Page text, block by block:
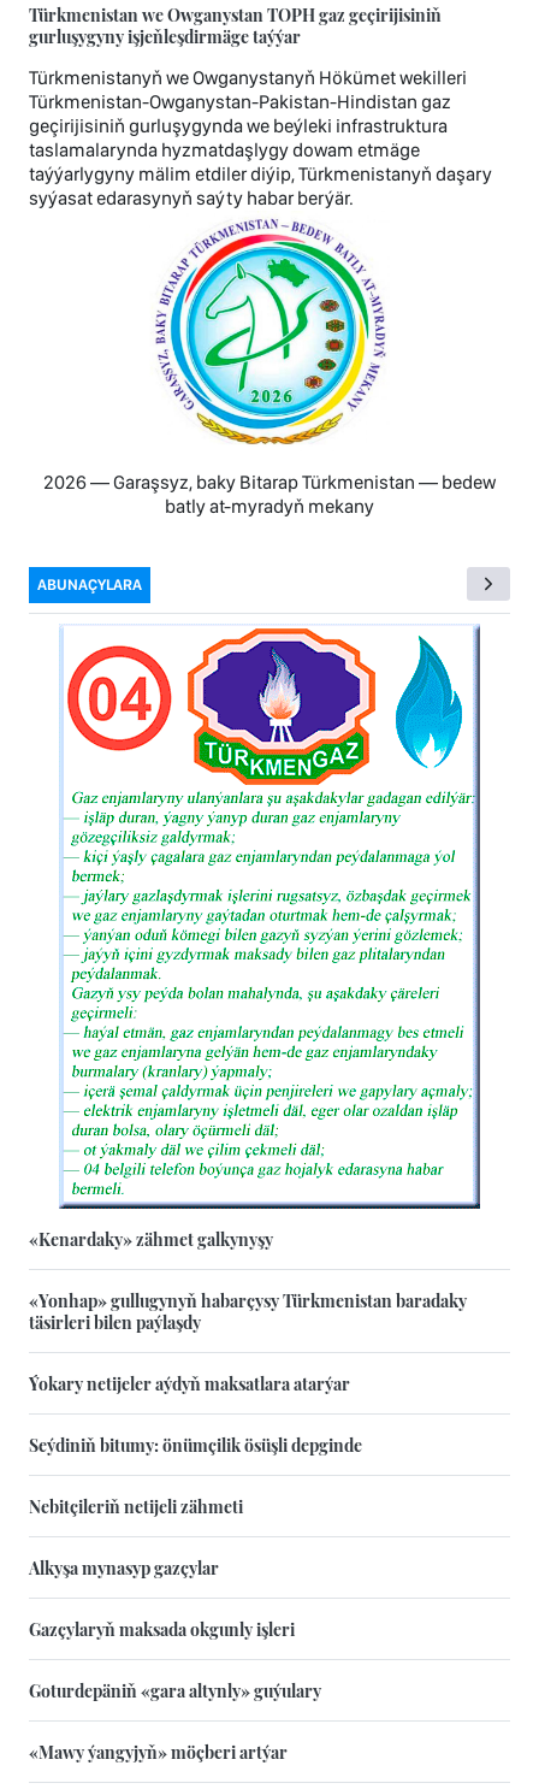
Türkmenistan we Owganystan TOPH gaz geçirijisiniň
gurluşygyny işjeňleşdirmäge taýýar
Türkmenistanyň we Owganystanyň Hökümet wekilleri
Türkmenistan-Owganystan-Pakistan-Hindistan gaz
geçirijisiniň gurluşygynda we beýleki infrastruktura
taslamalarynda hyzmatdaşlygy dowam etmäge
taýýarlygyny mälim etdiler diýip, Türkmenistanyň daşary
syýasat edarasynyň saýty habar berýär.
2026 — Garaşsyz, baky Bitarap Türkmenistan — bedew
batly at-myradyň mekany
ABUNAÇYLARA
«Kenardaky» zähmet galkynyşy
«Yonhap» gullugynyň habarçysy Türkmenistan baradaky
täsirleri bilen paýlaşdy
Ýokary netijeler aýdyň maksatlara atarýar
Seýdiniň bitumy: önümçilik ösüşli depginde
Nebitçileriň netijeli zähmeti
Alkyşa mynasyp gazçylar
Gazçylaryň maksada okgunly işleri
Goturdepäniň «gara altynly» guýulary
«Mawy ýangyjyň» möçberi artýar